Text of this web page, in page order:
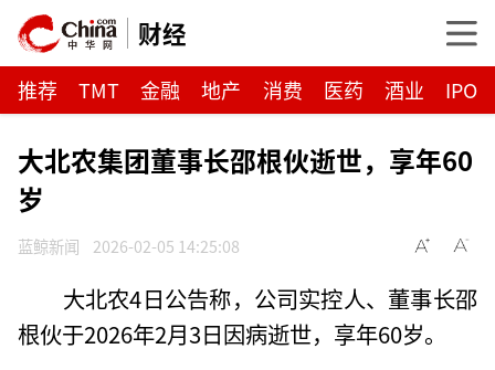
财经
推荐 TMT 金融 地产 消费 医药 酒业 IPO
大北农集团董事长邵根伙逝世，享年60
岁
蓝鲸新闻 2026-02-05 14:25:08
大北农4日公告称，公司实控人、董事长邵
根伙于2026年2月3日因病逝世，享年60岁。